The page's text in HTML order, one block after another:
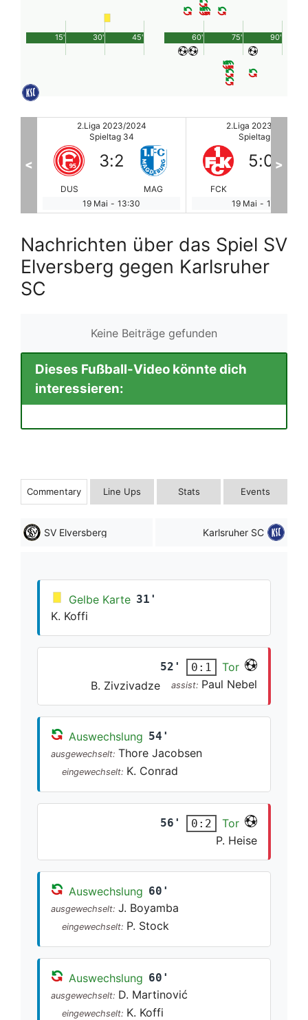
45'
15' 30' 90'
60' 75'
2.Liga 2023/2024
Spieltag 34
FCK
5:0
BRA
19 Mai - 13:30
2.Liga 2023/2024
Spieltag 34
HAN
1:2
19 Mai - 13:30
< >
Nachrichten über das Spiel SV
Elversberg gegen Karlsruher
SC
Keine Beiträge gefunden
Dieses Fußball-Video könnte dich
interessieren:
Commentary Line Ups Stats Events
SV Elversberg Karlsruher SC
Gelbe Karte 31'
K. Koffi
52' 0:1
Tor
B. Zivzivadze
assist: Paul Nebel
Auswechslung 54'
ausgewechselt: Thore Jacobsen
eingewechselt: K. Conrad
56' 0:2
Tor
P. Heise
Auswechslung 60'
ausgewechselt: J. Boyamba
eingewechselt: P. Stock
Auswechslung 60'
ausgewechselt: D. Martinović
eingewechselt: K. Koffi